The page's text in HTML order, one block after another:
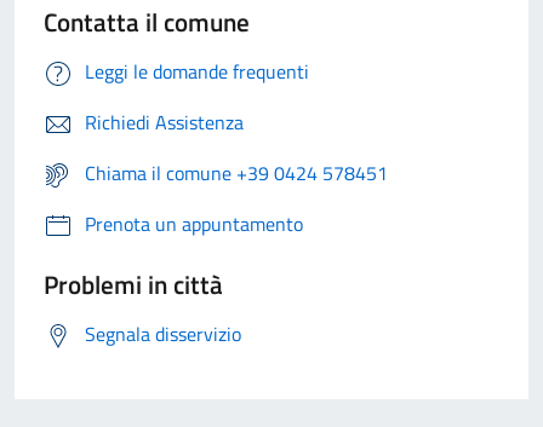
Contatta il comune
Leggi le domande frequenti
Richiedi Assistenza
Chiama il comune +39 0424 578451
Prenota un appuntamento
Problemi in città
Segnala disservizio